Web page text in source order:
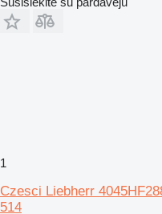
1
Czesci Liebherr
514